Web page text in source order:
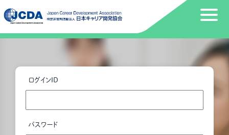
ログインID
パスワード